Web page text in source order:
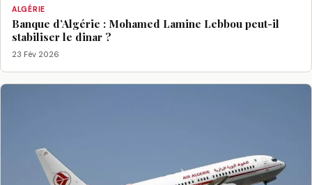
ALGÉRIE
Banque d’Algérie : Mohamed Lamine Lebbou peut-il
stabiliser le dinar ?
23 Fév 2026